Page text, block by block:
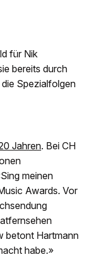
für Nik
bereits durch
Spezialfolgen
Jahren. Bei CH
meinen
Awards. Vor
betont Hartmann
habe.»